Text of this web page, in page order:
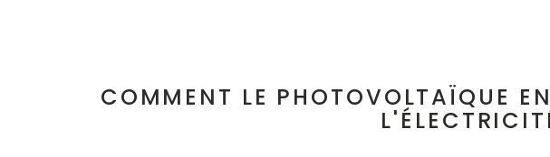
COMMENT LE PHOTOVOLTAÏQUE